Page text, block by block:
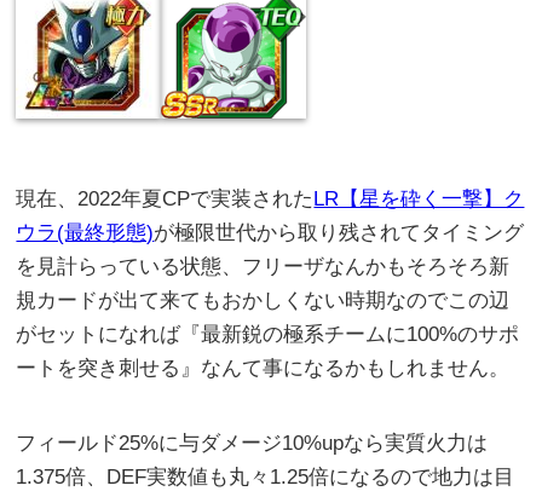
現在、2022年夏CPで実装されたLR【星を砕く一撃】ク
ウラ(最終形態)が極限世代から取り残されてタイミング
を見計らっている状態、フリーザなんかもそろそろ新
規カードが出て来てもおかしくない時期なのでこの辺
がセットになれば『最新鋭の極系チームに100%のサポ
ートを突き刺せる』なんて事になるかもしれません。
フィールド25%に与ダメージ10%upなら実質火力は
1.375倍、DEF実数値も丸々1.25倍になるので地力は目